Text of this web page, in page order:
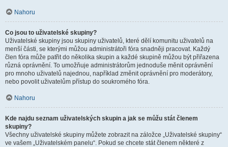
Nahoru
Co jsou to uživatelské skupiny?
Uživatelské skupiny jsou skupiny uživatelů, které dělí komunitu uživatelů na
menší části, se kterými můžou administrátoři fóra snadněji pracovat. Každý
člen fóra může patřit do několika skupin a každé skupině můžou být přiřazena
různá oprávnění. To umožňuje administrátorům jednoduše měnit oprávnění
pro mnoho uživatelů najednou, například změnit oprávnění pro moderátory,
nebo povolit uživatelům přístup do soukromého fóra.
Nahoru
Kde najdu seznam uživatelských skupin a jak se můžu stát členem
skupiny?
Všechny uživatelské skupiny můžete zobrazit na záložce „Uživatelské skupiny“
ve vašem „Uživatelském panelu“. Pokud se chcete stát členem některé z